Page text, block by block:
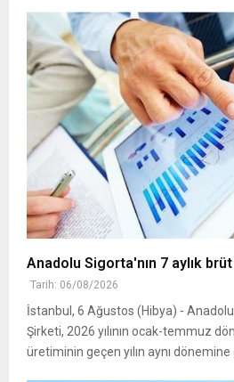
Anadolu Sigorta'nın 7 aylık
Tarih: 06/08/2026
İstanbul, 6 Ağustos (Hibya) -
Şirketi, 2026 yılının ocak-temmuz
üretiminin geçen yılın aynı